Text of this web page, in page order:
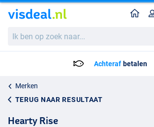
ben
Voor 21:00 Besteld = Morgen
Merken
TERUG NAAR RESULTAAT
Hearty Rise